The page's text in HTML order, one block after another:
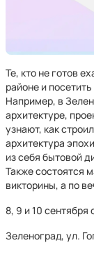
Те, кто не готов
районе и
Например, в
архитектуре,
узнают, как
архитектура
из себя бытовой
Также состоятся
викторины, а по
8, 9 и 10 сентября
Зеленоград, ул.